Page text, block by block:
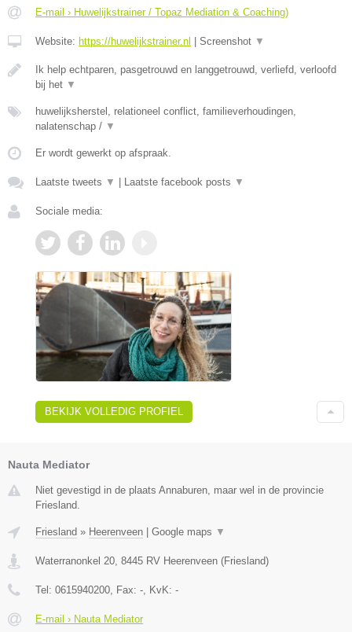
E-mail › Huwelijkstrainer / Topaz Mediation & Coaching)
Website: https://huwelijkstrainer.nl Screenshot ▼
Ik help echtparen, pasgetrouwd en langgetrouwd, verliefd, verloofd
bij het ▼
huwelijksherstel, relationeel conflict, familieverhoudingen,
nalatenschap / ▼
Er wordt gewerkt op afspraak.
Laatste tweets ▼ Laatste facebook posts ▼
Sociale media:
BEKIJK VOLLEDIG PROFIEL
Nauta Mediator
Niet gevestigd in de plaats Annaburen, maar wel in de provincie
Friesland.
Friesland » Heerenveen Google maps ▼
Waterranonkel 20 8445 RV Heerenveen (Friesland)
Tel: 0615940200 , Fax: - , KvK: -
E-mail › Nauta Mediator